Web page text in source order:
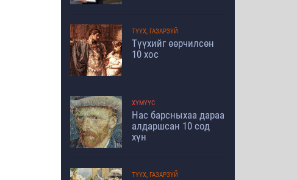
ТҮҮХ, ГАЗАРЗҮЙ
Түүхийг өөрчилсөн
10 хос
ХҮМҮҮС
Нас барсныхаа дараа
алдаршсан 10 сод
хүн
ТҮҮХ, ГАЗАРЗҮЙ